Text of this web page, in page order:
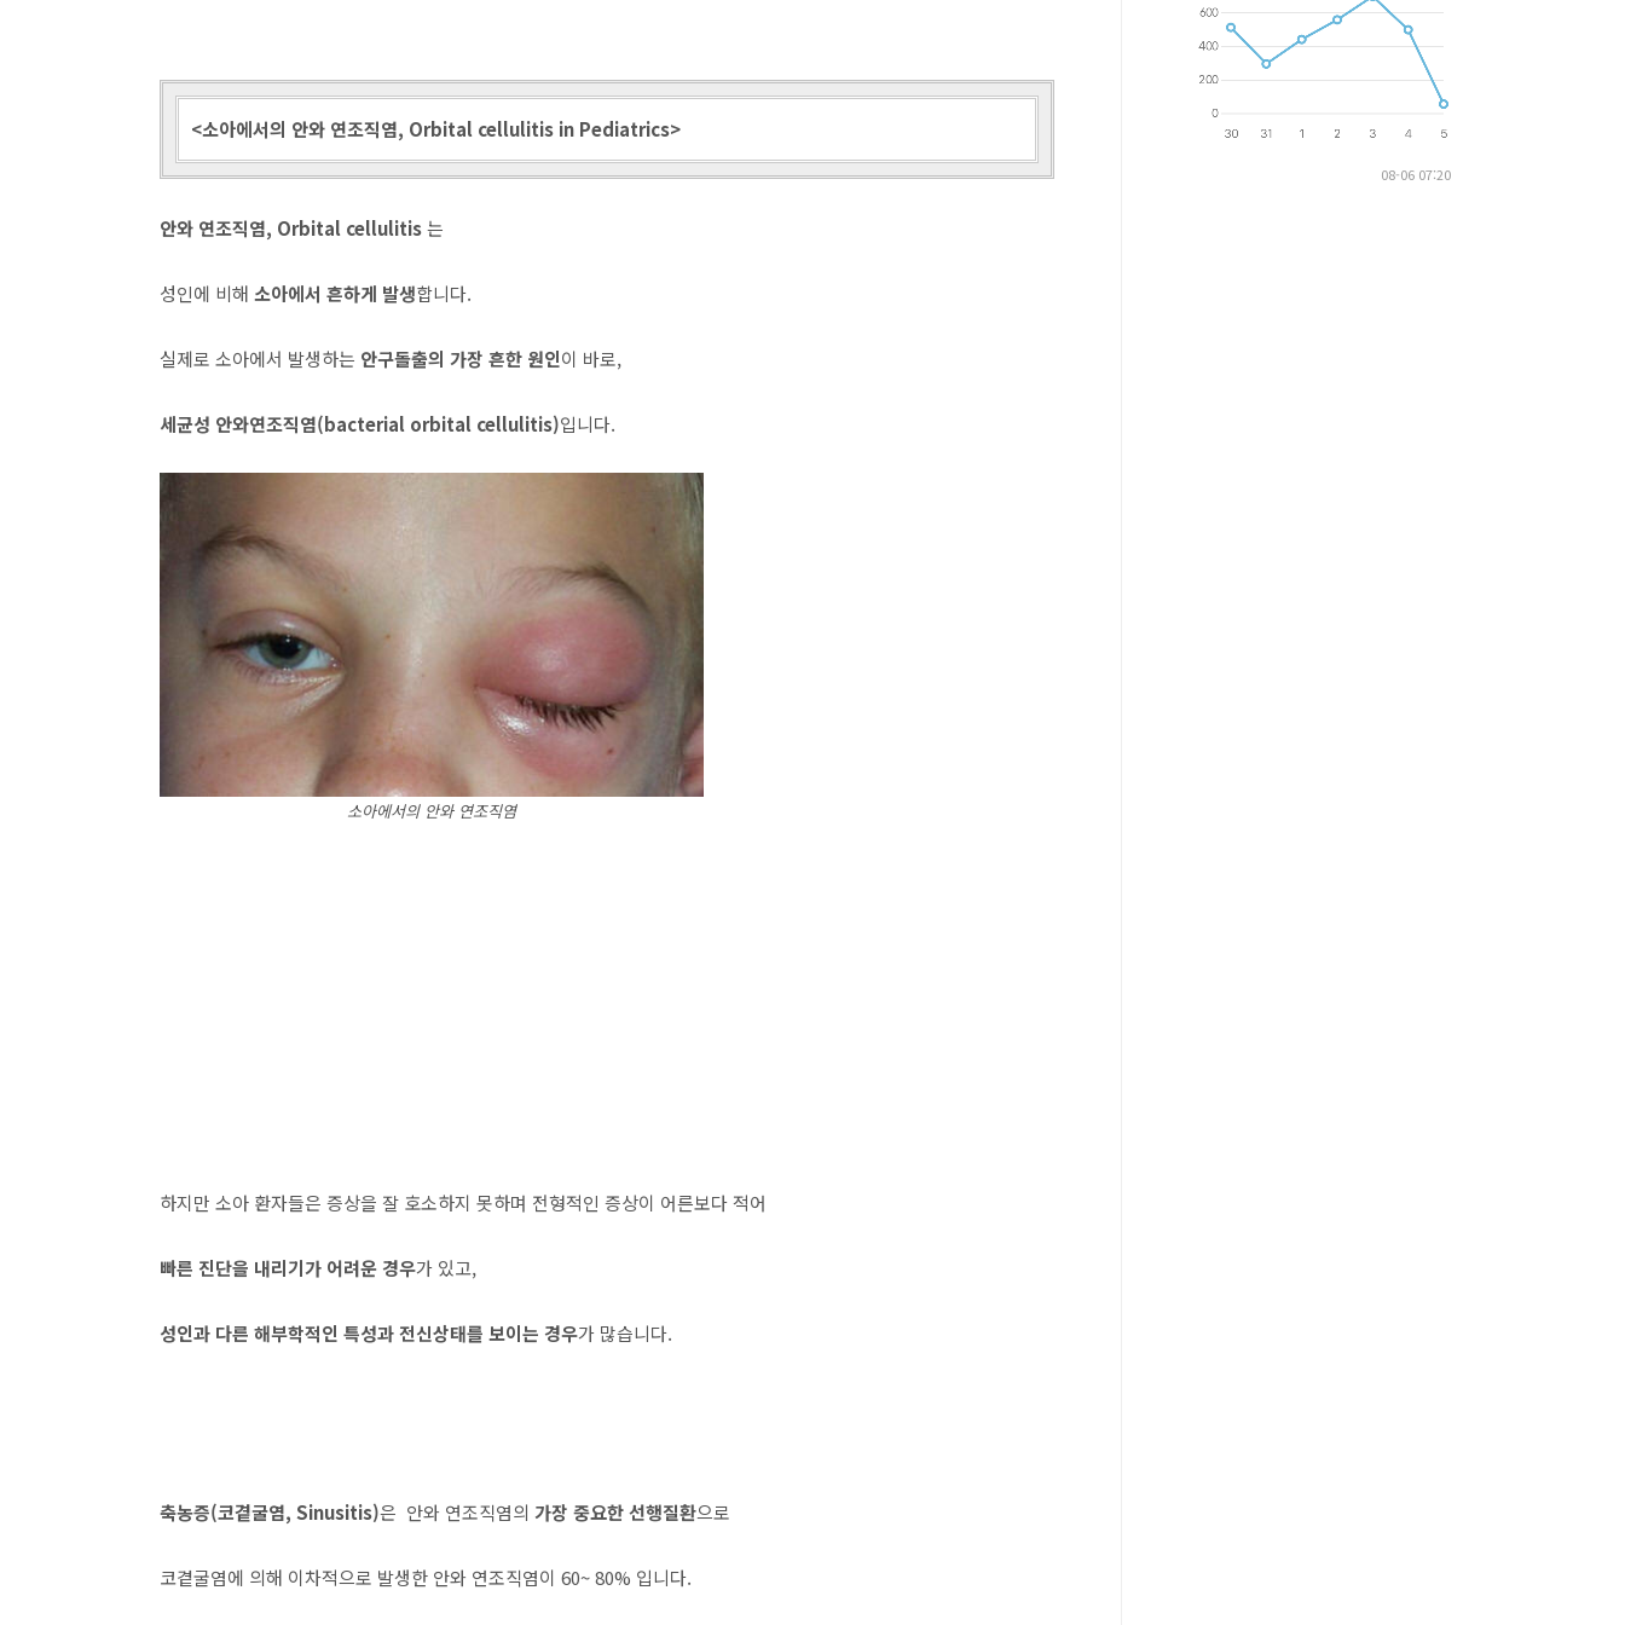
<소아에서의 안와 연조직염, Orbital cellulitis in Pediatrics>
안와 연조직염, Orbital cellulitis는
성인에 비해 소아에서 흔하게 발생합니다.
실제로 소아에서 발생하는 안구돌출의 가장 흔한 원인이 바로,
세균성 안와연조직염(bacterial orbital cellulitis)입니다.
소아에서의 안와 연조직염
하지만 소아 환자들은 증상을 잘 호소하지 못하며 전형적인 증상이 어른보다 적어
빠른 진단을 내리기가 어려운 경우가 있고,
성인과 다른 해부학적인 특성과 전신상태를 보이는 경우가 많습니다.
축농증(코곁굴염, Sinusitis)은 안와 연조직염의 가장 중요한 선행질환으로
코곁굴염에 의해 이차적으로 발생한 안와 연조직염이 60~ 80% 입니다.
08-06 07:20